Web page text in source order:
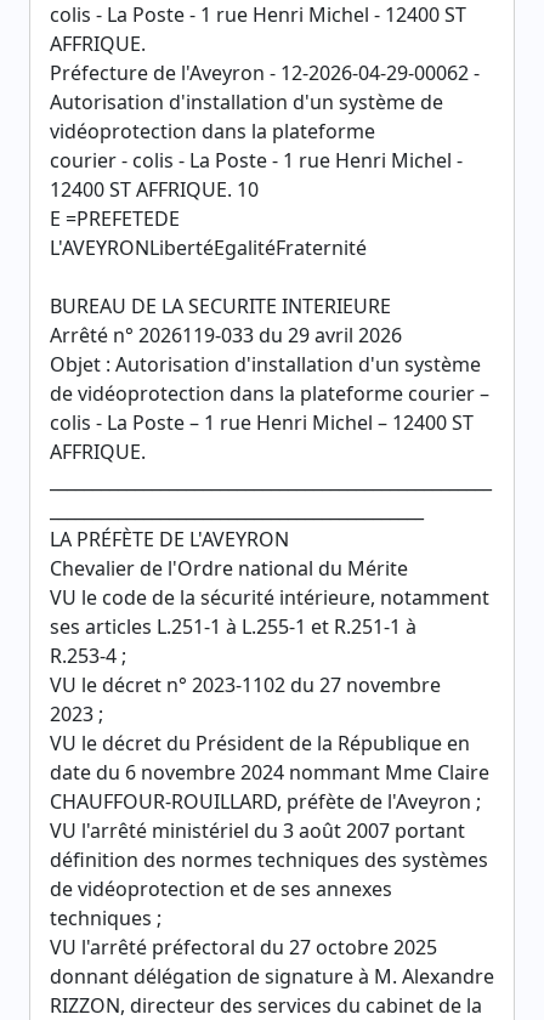
colis - La Poste - 1 rue Henri Michel - 12400 ST
AFFRIQUE.
Préfecture de l'Aveyron - 12-2026-04-29-00062 -
Autorisation d'installation d'un système de
vidéoprotection dans la plateforme
courier - colis - La Poste - 1 rue Henri Michel -
12400 ST AFFRIQUE. 10
E =PREFETEDE
L'AVEYRONLibertéEgalitéFraternité
BUREAU DE LA SECURITE INTERIEURE
Arrêté n° 2026119-033 du 29 avril 2026
Objet : Autorisation d'installation d'un système
de vidéoprotection dans la plateforme courier –
colis - La Poste – 1 rue Henri Michel – 12400 ST
AFFRIQUE.
LA PRÉFÈTE DE L'AVEYRON
Chevalier de l'Ordre national du Mérite
VU le code de la sécurité intérieure, notamment
ses articles L.251-1 à L.255-1 et R.251-1 à
R.253-4 ;
VU le décret n° 2023-1102 du 27 novembre
2023 ;
VU le décret du Président de la République en
date du 6 novembre 2024 nommant Mme Claire
CHAUFFOUR-ROUILLARD, préfète de l'Aveyron ;
VU l'arrêté ministériel du 3 août 2007 portant
définition des normes techniques des systèmes
de vidéoprotection et de ses annexes
techniques ;
VU l'arrêté préfectoral du 27 octobre 2025
donnant délégation de signature à M. Alexandre
RIZZON, directeur des services du cabinet de la